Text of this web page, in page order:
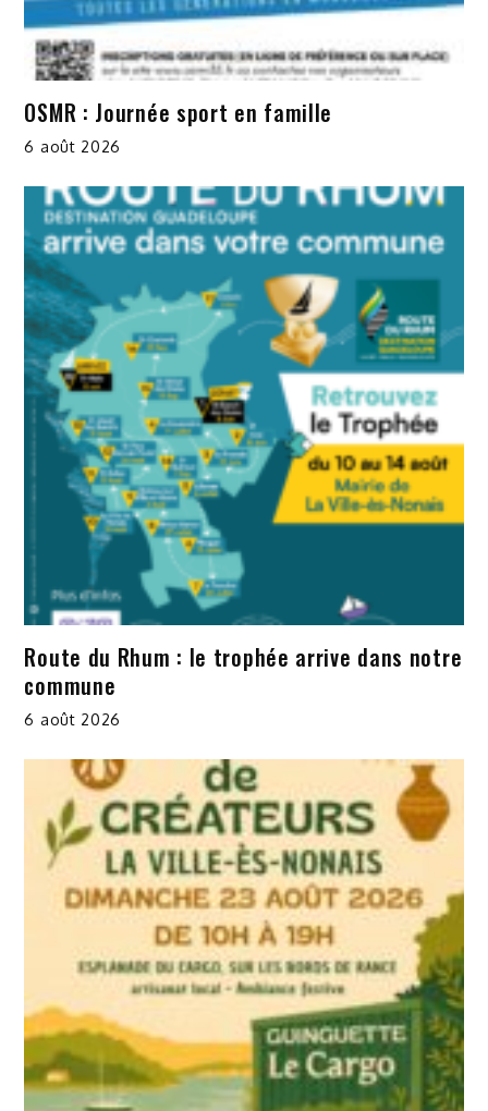
OSMR : Journée sport en famille
6 août 2026
Route du Rhum : le trophée arrive dans notre
commune
6 août 2026